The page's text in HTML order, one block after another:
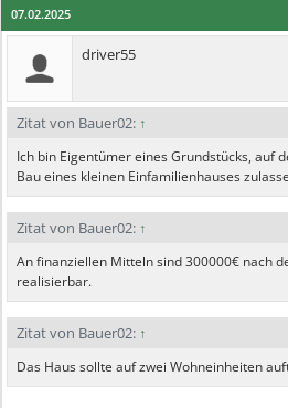
07.02.2025
driver55
Zitat von Bauer02: ↑
Ich bin Eigentümer eines Grundstücks, auf
Bau eines kleinen Einfamilienhauses
Zitat von Bauer02: ↑
An finanziellen Mitteln sind 300000€ nach
realisierbar.
Zitat von Bauer02: ↑
Das Haus sollte auf zwei Wohneinheiten